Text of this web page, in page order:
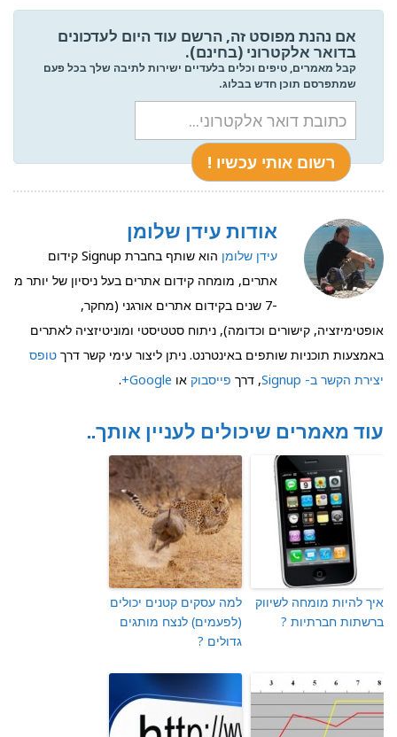
אם נהנת מפוסט זה, הרשם עוד היום לעדכונים
בדואר אלקטרוני (בחינם).
קבל מאמרים, טיפים וכלים בלעדיים ישירות לתיבה שלך בכל פעם
שמתפרסם תוכן חדש בבלוג.
אודות עידן שלומן
עידן שלומן
הוא שותף בחברת Signup קידום
אתרים, מומחה קידום אתרים בעל ניסיון של יותר מ
-7 שנים בקידום אתרים אורגני (מחקר,
אופטימיזציה, קישורים וכדומה), ניתוח סטטיסטי ומוניטיזציה לאתרים
באמצעות תוכניות שותפים באינטרנט. ניתן ליצור עימי קשר דרך טופס
יצירת הקשר ב- Signup
, דרך פייסבוק או Google+
.
עוד מאמרים שיכולים לעניין אותך..
איך להיות מומחה לשיווק
ברשתות חברתיות ?
למה עסקים קטנים יכולים
(לפעמים) לנצח מותגים
גדולים ?